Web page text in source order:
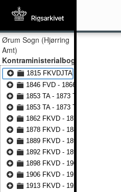
Ørum Sogn (Hjørring
Amt)
Kontraministerialbog
1815 FKVDJTA - 1846 FKVDJTA
1846 FVD - 1866 FVD
1853 TA - 1873 TA
1853 TA - 1873 TA
1862 FKVD - 1878 FKVD
1878 FKVD - 1889 FKVD
1889 FKVD - 1891 FKVD
1892 FKVD - 1897 FKVD
1898 FKVD - 1906 FKVD
1906 FKVD - 1913 FKVD
1913 FKVD - 1921 FKVD